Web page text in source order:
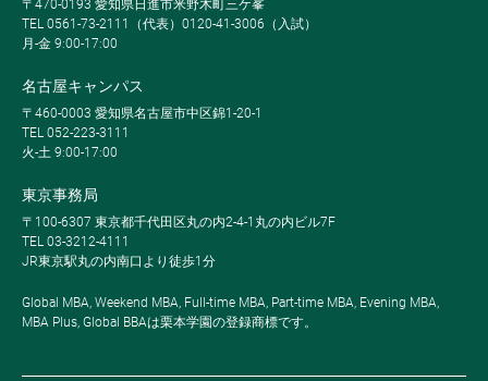
〒470-0193 愛知県日進市米野木町三ケ峯
TEL 0561-73-2111（代表）0120-41-3006（入試）
月-金 9:00-17:00
名古屋キャンパス
〒460-0003 愛知県名古屋市中区錦1-20-1
TEL 052-223-3111
火-土 9:00-17:00
東京事務局
〒100-6307 東京都千代田区丸の内2-4-1丸の内ビル7F
TEL 03-3212-4111
JR東京駅丸の内南口より徒歩1分
Global MBA, Weekend MBA, Full-time MBA, Part-time MBA, Evening MBA,
MBA Plus, Global BBAは栗本学園の登録商標です。